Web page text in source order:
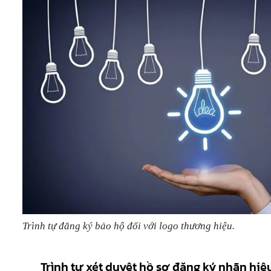
Trình tự đăng ký bảo hộ đối với logo thương hiệu.
Trình tự xét duyệt hồ sơ đăng ký nhãn